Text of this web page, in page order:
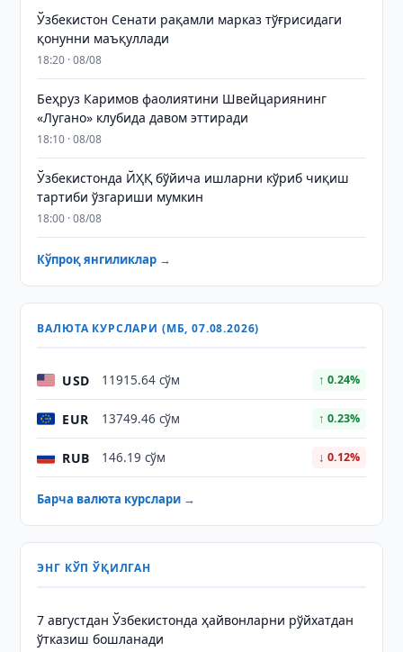
Ўзбекистон Сенати рақамли марказ тўғрисидаги
қонунни маъқуллади
18:20 · 08/08
Беҳруз Каримов фаолиятини Швейцариянинг
«Лугано» клубида давом эттиради
18:10 · 08/08
Ўзбекистонда ЙҲҚ бўйича ишларни кўриб чиқиш
тартиби ўзгариши мумкин
18:00 · 08/08
Кўпроқ янгиликлар →
ВАЛЮТА КУРСЛАРИ (МБ, 07.08.2026)
USD 11915.64 сўм ↑ 0.24%
EUR 13749.46 сўм ↑ 0.23%
RUB 146.19 сўм ↓ 0.12%
Барча валюта курслари →
ЭНГ КЎП ЎҚИЛГАН
7 августдан Ўзбекистонда ҳайвонларни рўйхатдан
ўтказиш бошланади